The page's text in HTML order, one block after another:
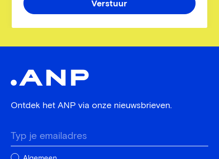
Verstuur
Ontdek het ANP via onze nieuwsbrieven.
Typ je emailadres